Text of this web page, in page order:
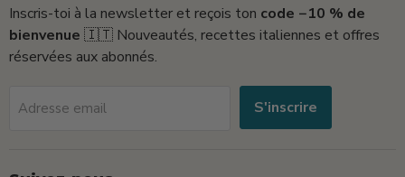
Inscris-toi à la newsletter et reçois ton code −10 % de
bienvenue 🇮🇹 Nouveautés, recettes italiennes et offres
réservées aux abonnés.
Adresse email S'inscrire